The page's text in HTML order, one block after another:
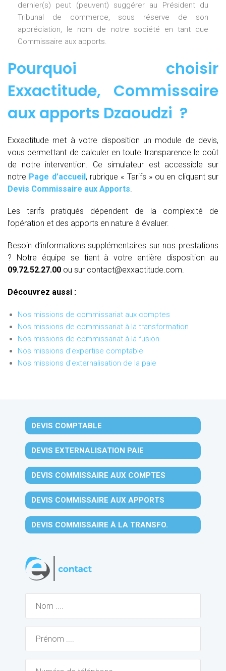
dernier(s) peut (peuvent) suggérer au Président du
Tribunal de commerce, sous réserve de son
appréciation, le nom de notre société en tant que
Commissaire aux apports.
Pourquoi choisir
Exxactitude, Commissaire
aux apports Dzaoudzi ?
Exxactitude met à votre disposition un module de devis,
vous permettant de calculer en toute transparence le coût
de notre intervention. Ce simulateur est accessible sur
notre Page d’accueil, rubrique « Tarifs » ou en cliquant sur
Devis Commissaire aux Apports.
Les tarifs pratiqués dépendent de la complexité de
l’opération et des apports en nature à évaluer.
Besoin d’informations supplémentaires sur nos prestations
? Notre équipe se tient à votre entière disposition au
09.72.52.27.00 ou sur contact@exxactitude.com.
Découvrez aussi :
Nos missions de commissariat aux comptes
Nos missions de commissariat à la transformation
Nos missions de commissariat à la fusion
Nos missions d'expertise comptable
Nos missions d'externalisation de la paie
DEVIS COMPTABLE
DEVIS EXTERNALISATION PAIE
DEVIS COMMISSAIRE AUX COMPTES
DEVIS COMMISSAIRE AUX APPORTS
DEVIS COMMISSAIRE À LA TRANSFO.